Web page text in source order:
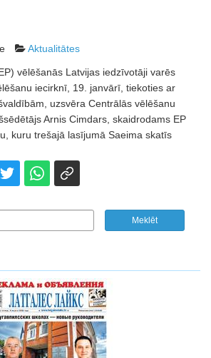
Aktualitātes
vēlēšanās Latvijas iedzīvotāji varēs
iecirknī, 19. janvārī, tiekoties ar
uzsvēra Centrālās vēlēšanu
Arnis Cimdars, skaidrodams EP
kuru trešajā lasījumā Saeima skatīs